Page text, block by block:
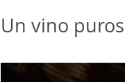
Un vino